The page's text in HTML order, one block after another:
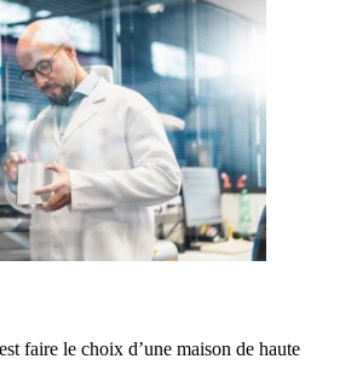
faire le choix d’une maison de haute